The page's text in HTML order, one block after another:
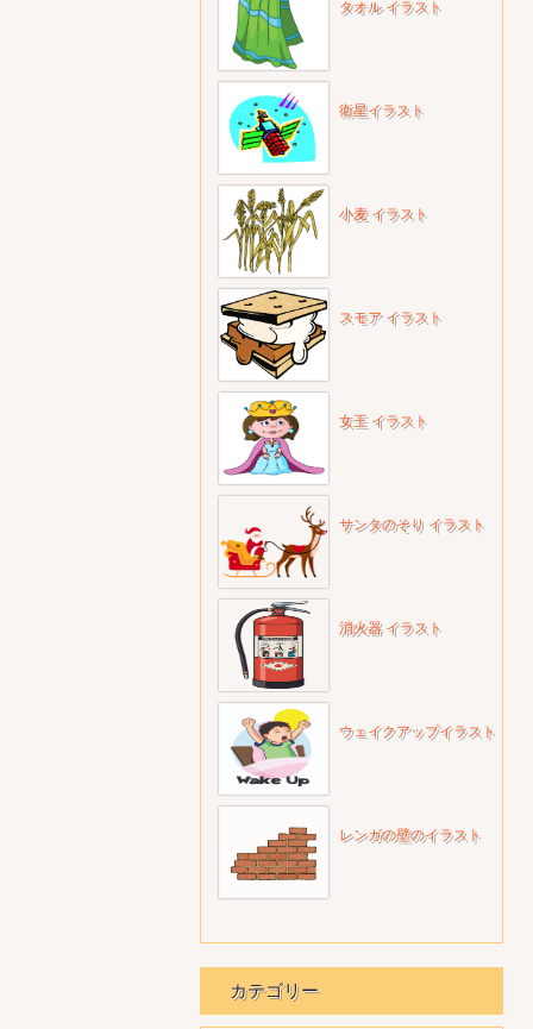
タオル イラスト
衛星イラスト
小麦 イラスト
スモア イラスト
女王 イラスト
サンタのそり イラスト
消火器 イラスト
ウェイクアップイラスト
レンガの壁のイラスト
カテゴリー